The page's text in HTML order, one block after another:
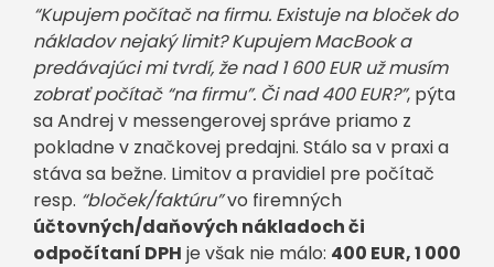
“Kupujem počítač na firmu. Existuje na bloček do
nákladov nejaký limit? Kupujem MacBook a
predávajúci mi tvrdí, že nad 1 600 EUR už musím
zobrať počítač “na firmu”. Či nad 400 EUR?”, pýta
sa Andrej v messengerovej správe priamo z
pokladne v značkovej predajni. Stálo sa v praxi a
stáva sa bežne. Limitov a pravidiel pre počítač
resp. “bloček/faktúru”vo firemných
účtovných/daňových nákladoch či
odpočítaní DPH je však nie málo: 400 EUR, 1 000